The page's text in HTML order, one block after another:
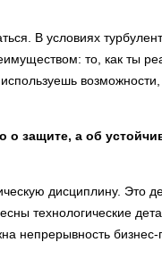
В условиях
то, как ты
защите, а об
дисциплину. Это
технологические
непрерывность бизнес-